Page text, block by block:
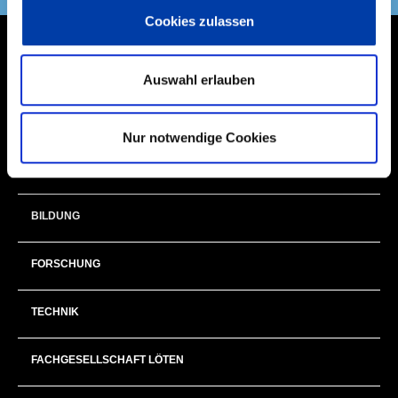
Cookies zulassen
Auswahl erlauben
Nur notwendige Cookies
MITGLIEDER & EHRENAMT
BILDUNG
FORSCHUNG
TECHNIK
FACHGESELLSCHAFT LÖTEN